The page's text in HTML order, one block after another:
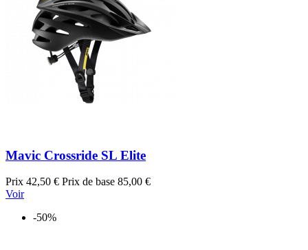
Mavic Crossride SL Elite
Prix 42,50 € Prix de base 85,00 €
Voir
-50%